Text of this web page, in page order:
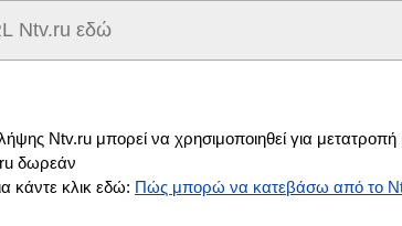
Ntv.ru μπορεί να χρησιμοποιηθεί για μετατροπή
δωρεάν
κάντε κλικ εδώ: Πώς μπορώ να κατεβάσω από το